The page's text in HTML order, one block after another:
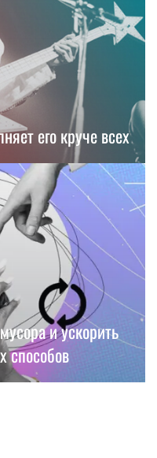
его круче всех
и ускорить
способов